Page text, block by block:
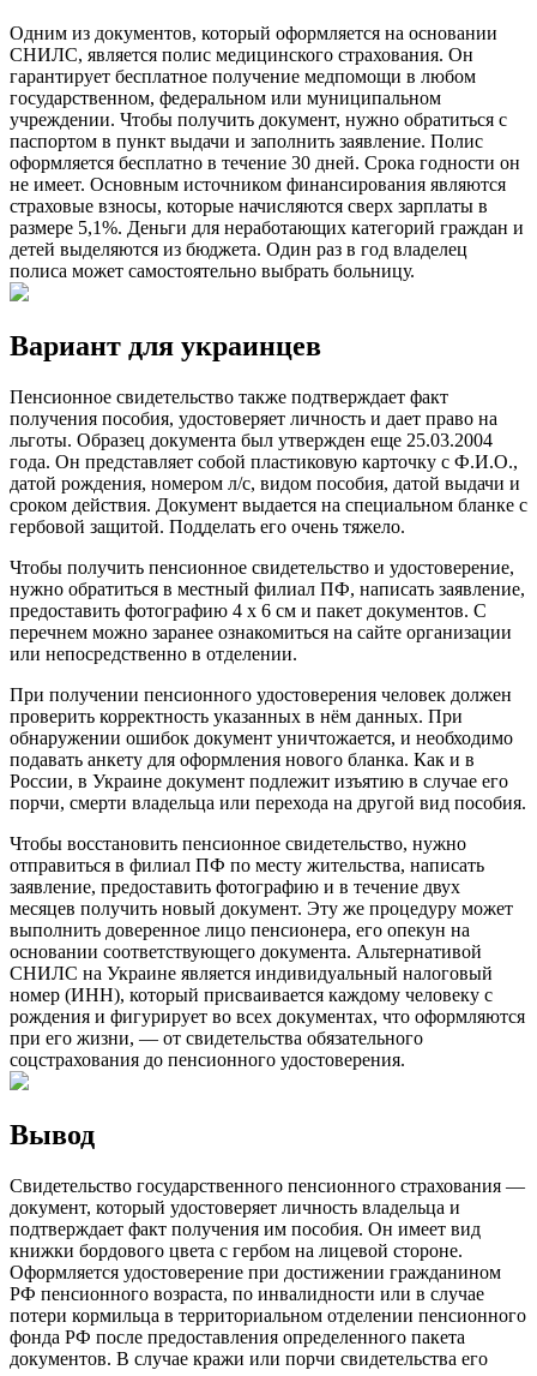
Одним из документов, который оформляется на основании
СНИЛС, является полис медицинского страхования. Он
гарантирует бесплатное получение медпомощи в любом
государственном, федеральном или муниципальном
учреждении. Чтобы получить документ, нужно обратиться с
паспортом в пункт выдачи и заполнить заявление. Полис
оформляется бесплатно в течение 30 дней. Срока годности он
не имеет. Основным источником финансирования являются
страховые взносы, которые начисляются сверх зарплаты в
размере 5,1%. Деньги для неработающих категорий граждан и
детей выделяются из бюджета. Один раз в год владелец
полиса может самостоятельно выбрать больницу.
Вариант для украинцев
Пенсионное свидетельство также подтверждает факт
получения пособия, удостоверяет личность и дает право на
льготы. Образец документа был утвержден еще 25.03.2004
года. Он представляет собой пластиковую карточку с Ф.И.О.,
датой рождения, номером л/с, видом пособия, датой выдачи и
сроком действия. Документ выдается на специальном бланке с
гербовой защитой. Подделать его очень тяжело.
Чтобы получить пенсионное свидетельство и удостоверение,
нужно обратиться в местный филиал ПФ, написать заявление,
предоставить фотографию 4 х 6 см и пакет документов. С
перечнем можно заранее ознакомиться на сайте организации
или непосредственно в отделении.
При получении пенсионного удостоверения человек должен
проверить корректность указанных в нём данных. При
обнаружении ошибок документ уничтожается, и необходимо
подавать анкету для оформления нового бланка. Как и в
России, в Украине документ подлежит изъятию в случае его
порчи, смерти владельца или перехода на другой вид пособия.
Чтобы восстановить пенсионное свидетельство, нужно
отправиться в филиал ПФ по месту жительства, написать
заявление, предоставить фотографию и в течение двух
месяцев получить новый документ. Эту же процедуру может
выполнить доверенное лицо пенсионера, его опекун на
основании соответствующего документа. Альтернативой
СНИЛС на Украине является индивидуальный налоговый
номер (ИНН), который присваивается каждому человеку с
рождения и фигурирует во всех документах, что оформляются
при его жизни, — от свидетельства обязательного
соцстрахования до пенсионного удостоверения.
Вывод
Свидетельство государственного пенсионного страхования —
документ, который удостоверяет личность владельца и
подтверждает факт получения им пособия. Он имеет вид
книжки бордового цвета с гербом на лицевой стороне.
Оформляется удостоверение при достижении гражданином
РФ пенсионного возраста, по инвалидности или в случае
потери кормильца в территориальном отделении пенсионного
фонда РФ после предоставления определенного пакета
документов. В случае кражи или порчи свидетельства его